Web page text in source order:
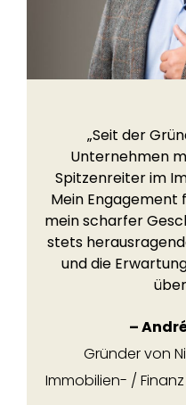
„Seit der
Unternehmen
Spitzenreiter im
Mein Engagement
mein scharfer
stets
und die
–
Gründer von
Immobilien- /